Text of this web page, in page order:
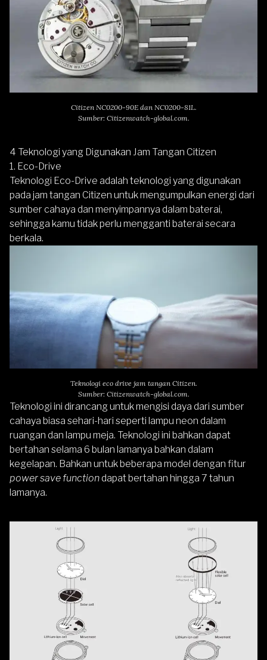
Citizen NC0200-90E dan NC0200-81L.
Sumber: Citizenwatch-global.com.
4 Teknologi yang Digunakan Jam Tangan Citizen
1. Eco-Drive
Teknologi Eco-Drive adalah teknologi yang digunakan
pada jam tangan Citizen untuk mengumpulkan energi dari
sumber cahaya dan menyimpannya dalam baterai,
sehingga kamu tidak perlu mengganti baterai secara
berkala.
Teknologi eco drive jam tangan Citizen.
Sumber: Citizenwatch-global.com.
Teknologi ini dirancang untuk mengisi daya dari sumber
cahaya biasa sehari-hari seperti lampu neon dalam
ruangan dan lampu meja. Teknologi ini bahkan dapat
bertahan selama 6 bulan lamanya bahkan dalam
kegelapan. Bahkan untuk beberapa model dengan fitur
power save functiondapat bertahan hingga 7 tahun
lamanya.